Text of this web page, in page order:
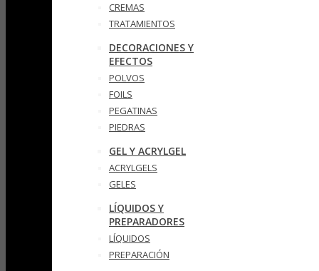
CREMAS
TRATAMIENTOS
DECORACIONES Y
EFECTOS
POLVOS
FOILS
PEGATINAS
PIEDRAS
GEL Y ACRYLGEL
ACRYLGELS
GELES
LÍQUIDOS Y
PREPARADORES
LÍQUIDOS
PREPARACIÓN